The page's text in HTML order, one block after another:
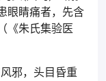
眼睛痛者，先含
《朱氏集验医
邪，头目昏重